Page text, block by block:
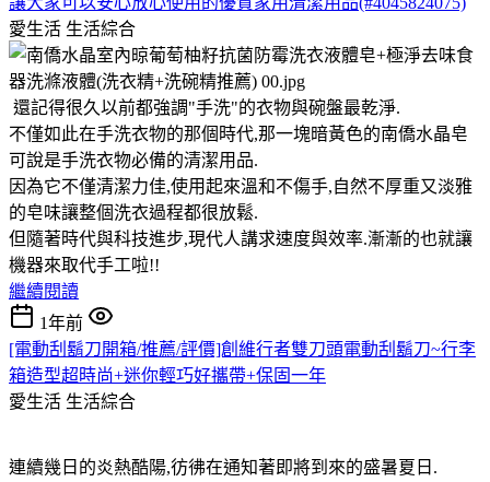
愛生活 生活綜合
還記得很久以前都強調"手洗"的衣物與碗盤最乾淨.
不僅如此在手洗衣物的那個時代,那一塊暗黃色的南僑水晶皂
可說是手洗衣物必備的清潔用品.
因為它不僅清潔力佳,使用起來溫和不傷手,自然不厚重又淡雅
的皂味讓整個洗衣過程都很放鬆.
但隨著時代與科技進步,現代人講求速度與效率.漸漸的也就讓
機器來取代手工啦!!
繼續閱讀
1年前
[電動刮鬍刀開箱/推薦/評價]創維行者雙刀頭電動刮鬍刀~行李
箱造型超時尚+迷你輕巧好攜帶+保固一年
愛生活 生活綜合
連續幾日的炎熱酷陽,彷彿在通知著即將到來的盛暑夏日.